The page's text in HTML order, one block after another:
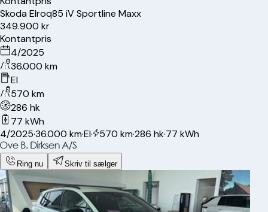
SkodaElroq85 iV Sportline Maxx
349.900 kr
Kontantpris
4/2025
36.000 km
El
570 km
286 hk
77 kWh
4/2025·36.000 km·El· 570 km·286 hk·77 kWh
Ring nu Skriv til sælger